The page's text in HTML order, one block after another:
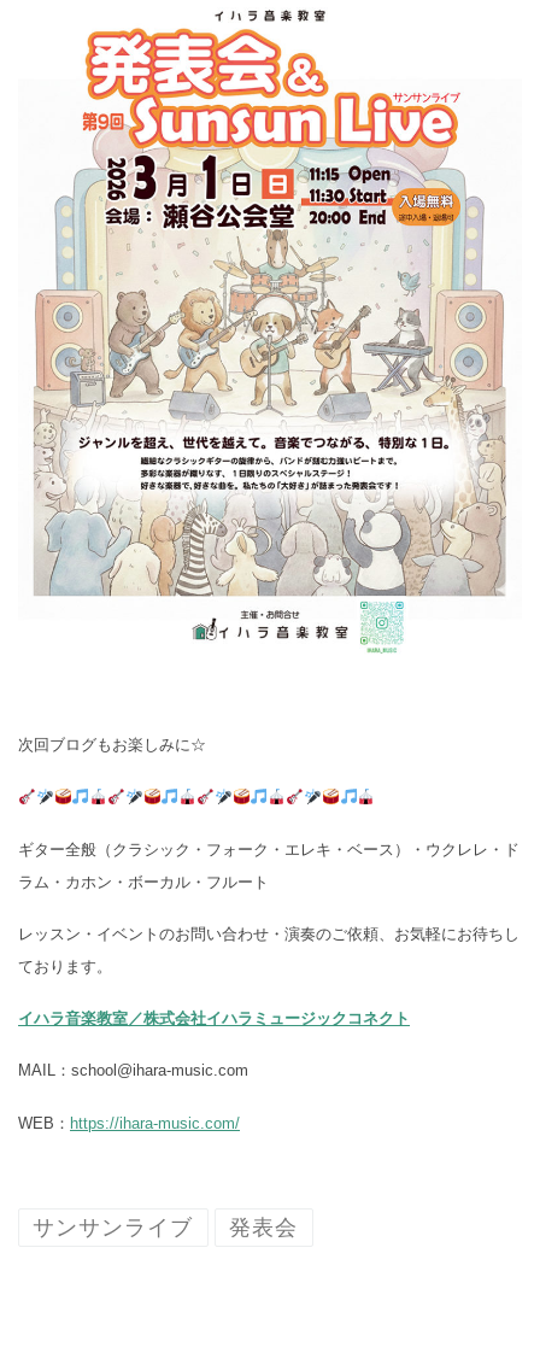
次回ブログもお楽しみに☆
ギター全般（クラシック・フォーク・エレキ・ベース）・ウクレレ・ド
ラム・カホン・ボーカル・フルート
レッスン・イベントのお問い合わせ・演奏のご依頼、お気軽にお待ちし
ております。
イハラ音楽教室／株式会社イハラミュージックコネクト
MAIL：school@ihara-music.com
WEB： https://ihara-music.com/
サンサンライブ 発表会